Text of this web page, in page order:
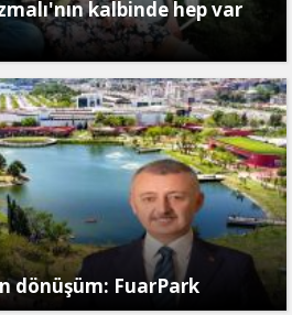
kalbinde hep var
dönüşüm: FuarPark